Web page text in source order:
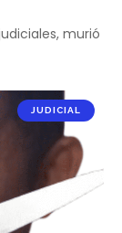
murió
JUDICIAL